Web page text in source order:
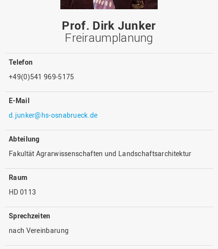
Prof. Dirk Junker
Freiraumplanung
Telefon
+49(0)541 969-5175
E-Mail
d.junker@hs-osnabrueck.de
Abteilung
Fakultät Agrarwissenschaften und Landschaftsarchitektur
Raum
HD 0113
Sprechzeiten
nach Vereinbarung